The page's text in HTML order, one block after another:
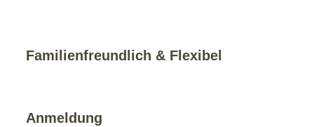
Familienfreundlich & Flexibel
Anmeldung